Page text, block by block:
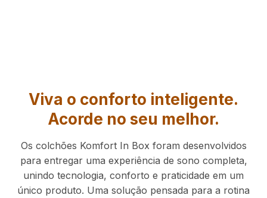
Viva o conforto inteligente.
Acorde no seu melhor.
Os colchões Komfort In Box foram desenvolvidos
para entregar uma experiência de sono completa,
unindo tecnologia, conforto e praticidade em um
único produto. Uma solução pensada para a rotina